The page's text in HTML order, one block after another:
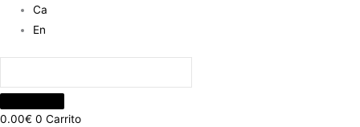
Ca
En
0.00€ 0 Carrito